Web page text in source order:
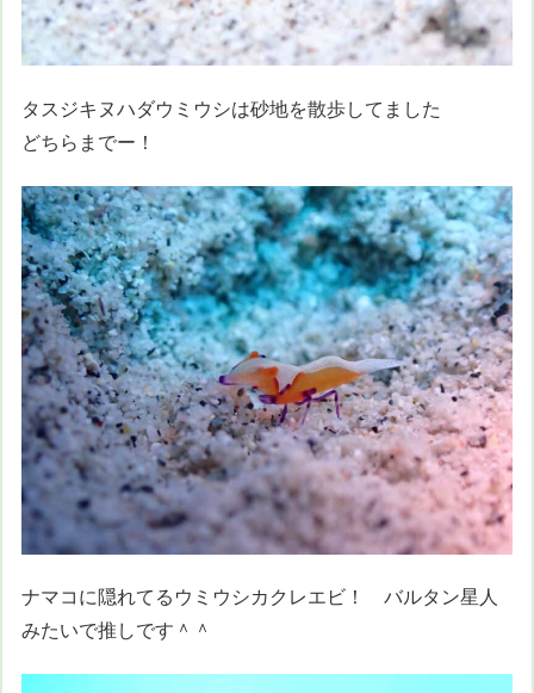
タスジキヌハダウミウシは砂地を散歩してました
どちらまでー！
ナマコに隠れてるウミウシカクレエビ！ バルタン星人
みたいで推しです＾＾